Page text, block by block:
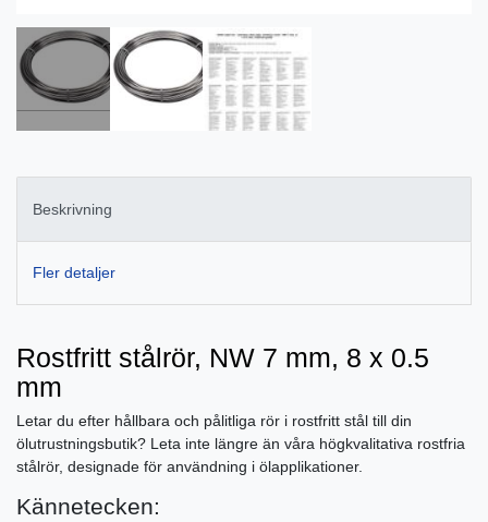
Beskrivning
Fler detaljer
Rostfritt stålrör, NW 7 mm, 8 x 0.5
mm
Letar du efter hållbara och pålitliga rör i rostfritt stål till din
ölutrustningsbutik? Leta inte längre än våra högkvalitativa rostfria
stålrör, designade för användning i ölapplikationer.
Kännetecken: